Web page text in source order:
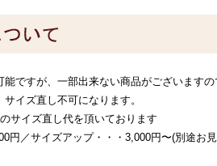
ですが、一部出来ない商品がございます
イズ直し不可になります。
サイズ直し代を頂いております
円／サイズアップ・・・3,000円〜(別途お